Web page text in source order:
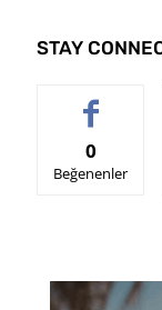
STAY
0
Beğenenler